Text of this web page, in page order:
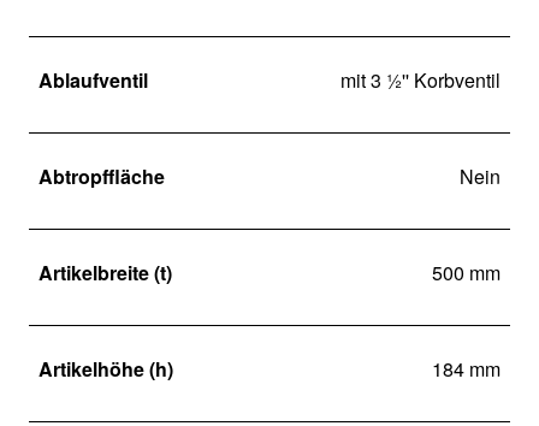
Ablaufventil mit 3 ½'' Korbventil
Abtropffläche Nein
Artikelbreite (t) 500 mm
Artikelhöhe (h) 184 mm